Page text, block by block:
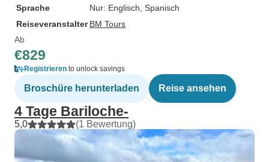
Sprache
Nur: Englisch, Spanisch
Reiseveranstalter BM Tours
Ab
€829
Registrieren to unlock savings
Broschüre herunterladen Reise ansehen
4 Tage Bariloche-
5,0 (1 Bewertung)